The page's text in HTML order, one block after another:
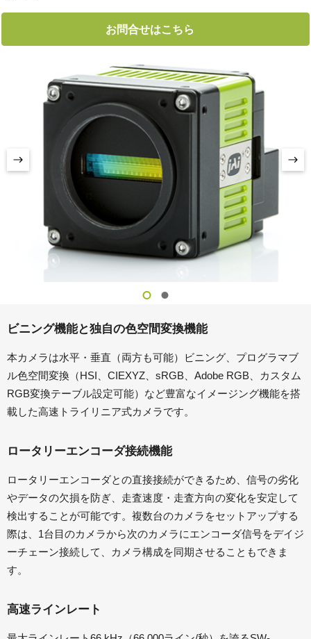
お問合せはこちら
ビニング機能と独自の色空間変換機能
本カメラは水平・垂直（両方も可能）ビニング、プログラマブ
ル色空間変換（HSI、CIEXYZ、sRGB、Adobe RGB、カスタム
RGB変換テーブル設定可能）など豊富なイメージング機能を搭
載した高速トライリニア式カメラです。
ロータリーエンコーダ接続機能
ロータリーエンコーダとの直接接続ができるため、信号の劣化
やデータの欠損を防ぎ、走査速度・走査方向の変化を安定して
検出することが可能です。複数台のカメラをセットアップする
際は、1台目のカメラから次のカメラにエンコーダ信号をデイジ
ーチェーン接続して、カメラ構成を同期させることもできま
す。
高速ラインレート